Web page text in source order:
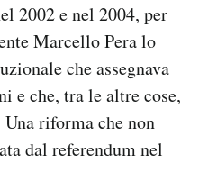
2002 e nel 2004, per
Marcello Pera lo
che assegnava
e che, tra le altre cose,
riforma che non
dal referendum nel